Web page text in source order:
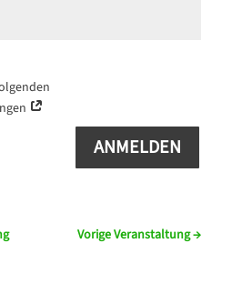
ANMELDEN
Vorige Veranstaltung→